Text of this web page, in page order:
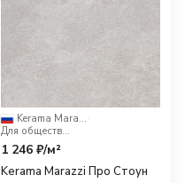
Kerama Marazzi ·
Для общественных помещений
1 246 ₽/м²
Kerama Marazzi Про Стоун